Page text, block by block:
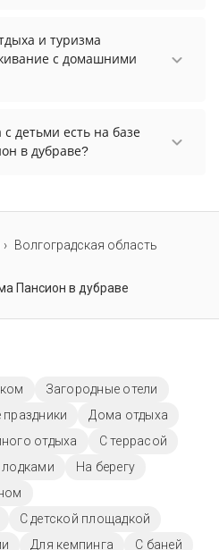
информацию перед
возможно, услуга
и туризма
с домашними
может оплачиваться
с детьми есть на базе
в дубраве?
Волгоградская область
Пансион в дубраве
Загородные отели
Дома отдыха
отдыха
С террасой
лодками
На берегу
С детской площадкой
Для кемпинга
С баней